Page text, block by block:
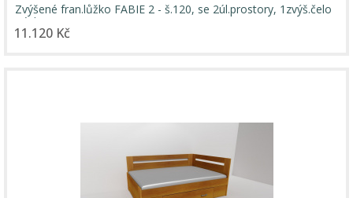
Zvýšené fran.lůžko FABIE 2 - š.120, se 2úl.prostory, 1zvýš.čelo
/ úchyty JONY
11.120 Kč